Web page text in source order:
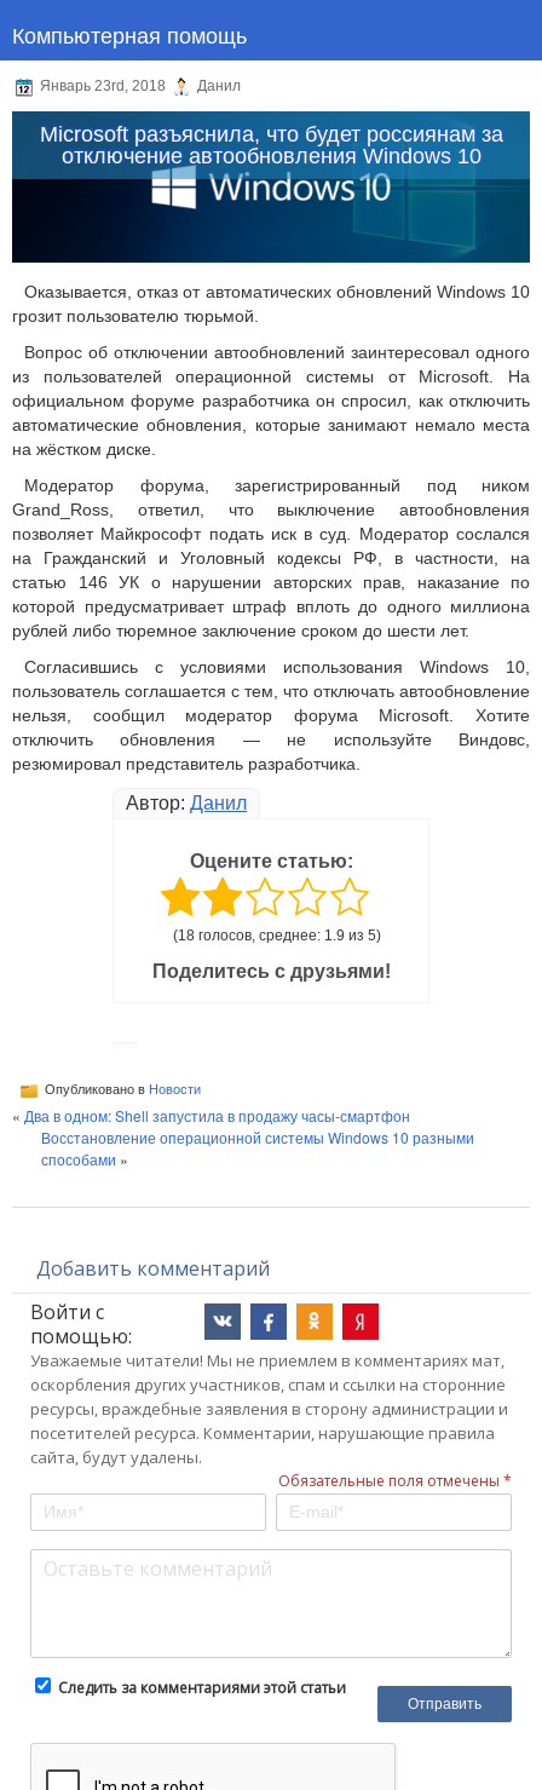
Компьютерная помощь
Январь 23rd, 2018 Данил
Microsoft разъяснила, что будет россиянам за
отключение автообновления Windows 10
Оказывается, отказ от автоматических обновлений Windows 10
грозит пользователю тюрьмой.
Вопрос об отключении автообновлений заинтересовал одного
из пользователей операционной системы от Microsoft. На
официальном форуме разработчика он спросил, как отключить
автоматические обновления, которые занимают немало места
на жёстком диске.
Модератор форума, зарегистрированный под ником
Grand_Ross, ответил, что выключение автообновления
позволяет Майкрософт подать иск в суд. Модератор сослался
на Гражданский и Уголовный кодексы РФ, в частности, на
статью 146 УК о нарушении авторских прав, наказание по
которой предусматривает штраф вплоть до одного миллиона
рублей либо тюремное заключение сроком до шести лет.
Согласившись с условиями использования Windows 10,
пользователь соглашается с тем, что отключать автообновление
нельзя, сообщил модератор форума Microsoft. Хотите
отключить обновления — не используйте Виндовс,
резюмировал представитель разработчика.
Автор: Данил
Оцените статью:
(18 голосов, среднее: 1.9 из 5)
Поделитесь с друзьями!
Опубликовано в Новости
« Два в одном: Shell запустила в продажу часы-смартфон
Восстановление операционной системы Windows 10 разными
способами »
Добавить комментарий
Войти с
помощью:
Уважаемые читатели! Мы не приемлем в комментариях мат,
оскорбления других участников, спам и ссылки на сторонние
ресурсы, враждебные заявления в сторону администрации и
посетителей ресурса. Комментарии, нарушающие правила
сайта, будут удалены.
Обязательные поля отмечены *
Следить за комментариями этой статьи